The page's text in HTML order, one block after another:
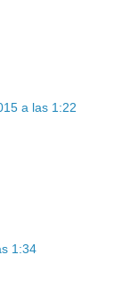
a las 1:22
1:34